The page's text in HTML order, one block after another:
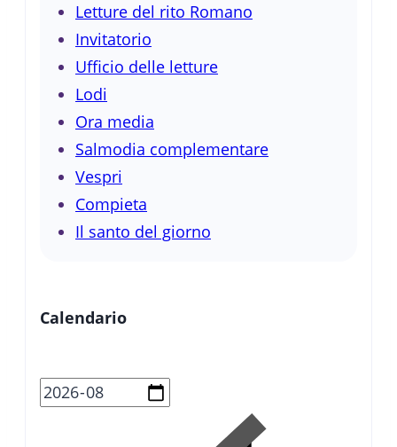
Letture del rito Romano
Invitatorio
Ufficio delle letture
Lodi
Ora media
Salmodia complementare
Vespri
Compieta
Il santo del giorno
Calendario